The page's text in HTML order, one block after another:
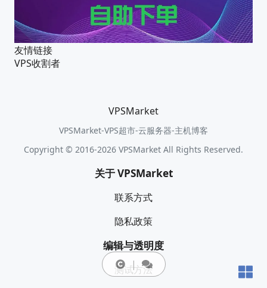
友情链接
VPS收割者
VPSMarket
VPSMarket-VPS超市-云服务器-主机博客
Copyright © 2016-2026 VPSMarket All Rights Reserved.
关于 VPSMarket
联系方式
隐私政策
编辑与透明度
测试方法